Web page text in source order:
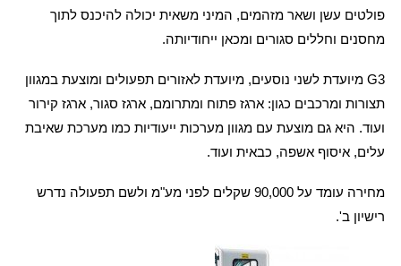
פולטים עשן ושאר מזהמים, המיני משאית יכולה להיכנס לתוך
מחסנים וחללים סגורים ומכאן ייחודיותה.
G3 מיועדת לשני נוסעים, מיועדת לאזורים תפעולים ומוצעת במגוון
תצורות ומרכבים כגון: ארגז פתוח ומתרומם, ארגז סגור, ארגז קירור
ועוד. היא גם מוצעת עם מגוון מערכות ייעודיות כמו מערכת שאיבת
עלים, איסוף אשפה, כבאית ועוד.
מחירה עומד על 90,000 שקלים לפני מע"מ ולשם תפעולה נדרש
רישיון ב'.